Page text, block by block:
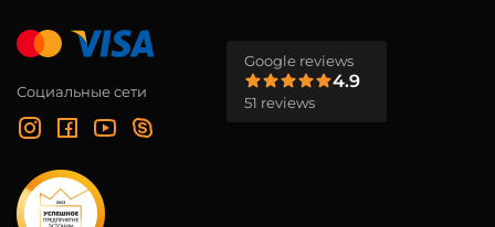
Социальные сети
Google reviews
4.9
51 reviews